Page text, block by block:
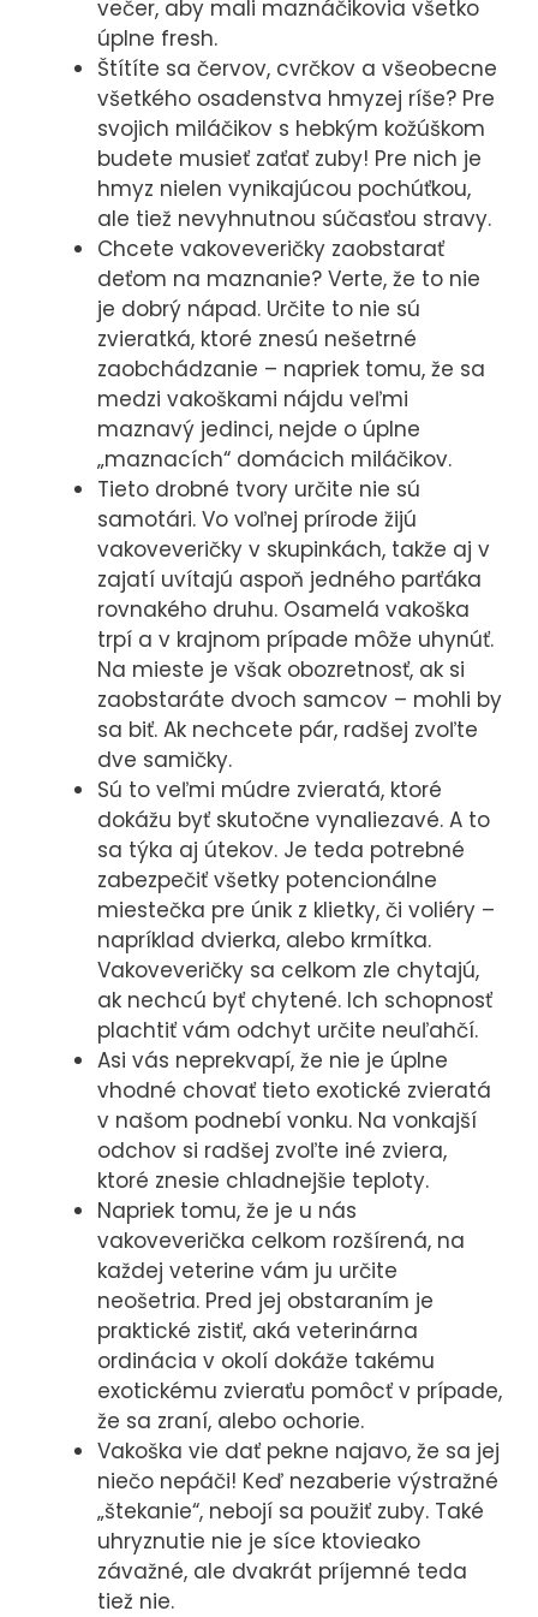
večer, aby mali maznáčikovia všetko
úplne fresh.
Štítíte sa červov, cvrčkov a všeobecne
všetkého osadenstva hmyzej ríše? Pre
svojich miláčikov s hebkým kožúškom
budete musieť zaťať zuby! Pre nich je
hmyz nielen vynikajúcou pochúťkou,
ale tiež nevyhnutnou súčasťou stravy.
Chcete vakoveveričky zaobstarať
deťom na maznanie? Verte, že to nie
je dobrý nápad. Určite to nie sú
zvieratká, ktoré znesú nešetrné
zaobchádzanie – napriek tomu, že sa
medzi vakoškami nájdu veľmi
maznavý jedinci, nejde o úplne
„maznacích“ domácich miláčikov.
Tieto drobné tvory určite nie sú
samotári. Vo voľnej prírode žijú
vakoveveričky v skupinkách, takže aj v
zajatí uvítajú aspoň jedného parťáka
rovnakého druhu. Osamelá vakoška
trpí a v krajnom prípade môže uhynúť.
Na mieste je však obozretnosť, ak si
zaobstaráte dvoch samcov – mohli by
sa biť. Ak nechcete pár, radšej zvoľte
dve samičky.
Sú to veľmi múdre zvieratá, ktoré
dokážu byť skutočne vynaliezavé. A to
sa týka aj útekov. Je teda potrebné
zabezpečiť všetky potencionálne
miestečka pre únik z klietky, či voliéry –
napríklad dvierka, alebo krmítka.
Vakoveveričky sa celkom zle chytajú,
ak nechcú byť chytené. Ich schopnosť
plachtiť vám odchyt určite neuľahčí.
Asi vás neprekvapí, že nie je úplne
vhodné chovať tieto exotické zvieratá
v našom podnebí vonku. Na vonkajší
odchov si radšej zvoľte iné zviera,
ktoré znesie chladnejšie teploty.
Napriek tomu, že je u nás
vakoveverička celkom rozšírená, na
každej veterine vám ju určite
neošetria. Pred jej obstaraním je
praktické zistiť, aká veterinárna
ordinácia v okolí dokáže takému
exotickému zvieraťu pomôcť v prípade,
že sa zraní, alebo ochorie.
Vakoška vie dať pekne najavo, že sa jej
niečo nepáči! Keď nezaberie výstražné
„štekanie“, nebojí sa použiť zuby. Také
uhryznutie nie je síce ktovieako
závažné, ale dvakrát príjemné teda
tiež nie.